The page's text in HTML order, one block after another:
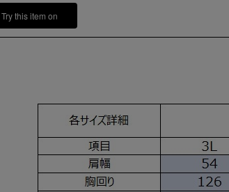
Try this item on